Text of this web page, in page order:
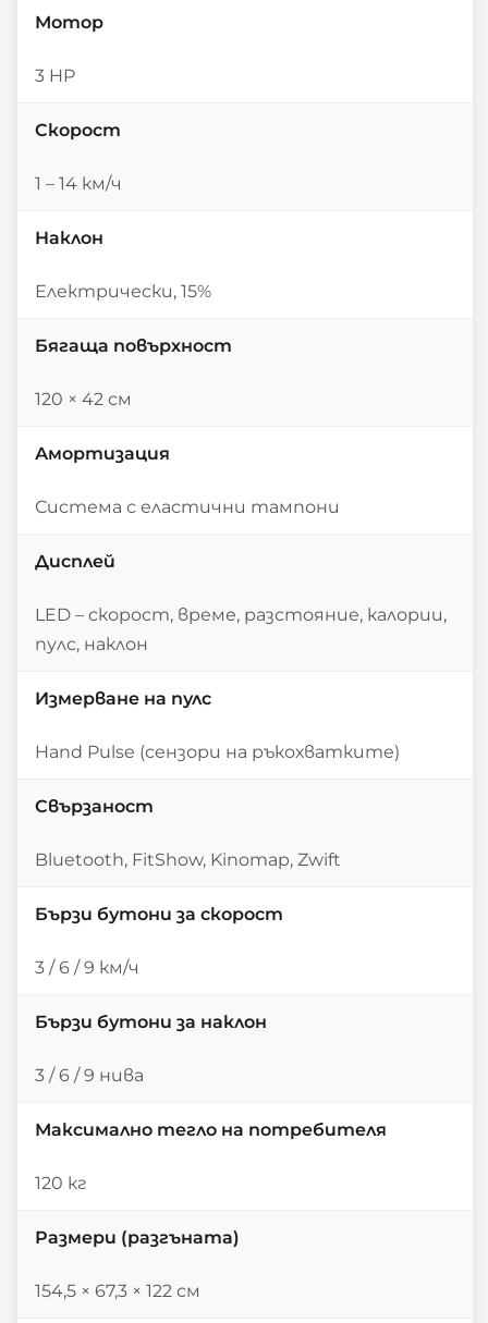
Мотор
3 HP
Скорост
1 – 14 км/ч
Наклон
Електрически, 15%
Бягаща повърхност
120 × 42 см
Амортизация
Система с еластични тампони
Дисплей
LED – скорост, време, разстояние, калории,
пулс, наклон
Измерване на пулс
Hand Pulse (сензори на ръкохватките)
Свързаност
Bluetooth, FitShow, Kinomap, Zwift
Бързи бутони за скорост
3 / 6 / 9 км/ч
Бързи бутони за наклон
3 / 6 / 9 нива
Максимално тегло на потребителя
120 кг
Размери (разгъната)
154,5 × 67,3 × 122 см